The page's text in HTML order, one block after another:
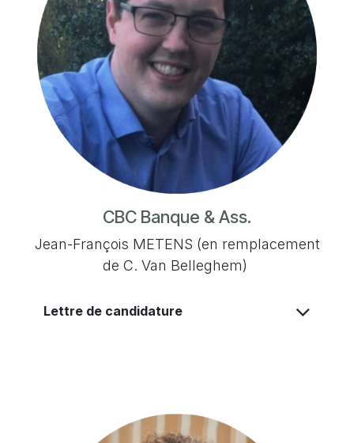
CBC Banque & Ass.
Jean-François METENS (en remplacement
de C. Van Belleghem)
Lettre de candidature